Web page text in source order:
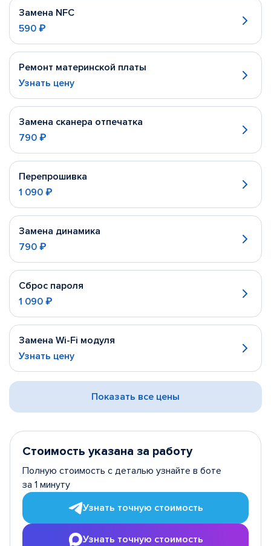
Замена NFC
590 ₽
Ремонт материнской платы
Узнать цену
Замена сканера отпечатка
790 ₽
Перепрошивка
1 090 ₽
Замена динамика
790 ₽
Сброс пароля
1 090 ₽
Замена Wi-Fi модуля
Узнать цену
Показать все цены
Стоимость указана за работу
Полную стоимость с деталью узнайте в боте
за 1 минуту
Узнать точную стоимость
Узнать точную стоимость